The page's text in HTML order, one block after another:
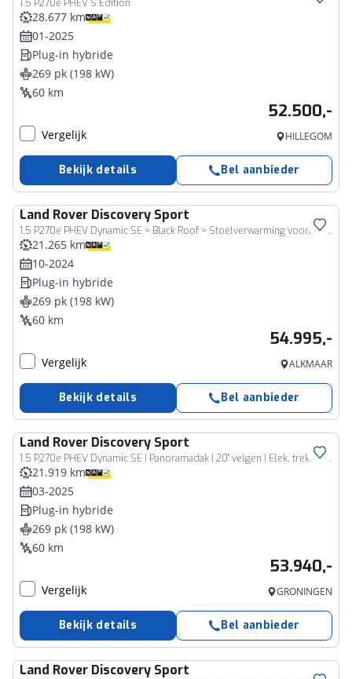
1.5 P270e PHEV S Edition
28.677 km
01-2025
Plug-in hybride
269 pk (198 kW)
60 km
52.500,-
Vergelijk HILLEGOM
Bekijk details Bel aanbieder
Land Rover Discovery Sport
1.5 P270e PHEV Dynamic SE > Black Roof > Stoelverwarming voor/achter > 20 inch
21.265 km
10-2024
Plug-in hybride
269 pk (198 kW)
60 km
54.995,-
Vergelijk ALKMAAR
Bekijk details Bel aanbieder
Land Rover Discovery Sport
1.5 P270e PHEV Dynamic SE | Panoramadak | 20'' velgen | Elek. trekhaak | Meridian Surround | Driver Assist Pack | Cold Climate Pack | Surround Camera |
21.919 km
03-2025
Plug-in hybride
269 pk (198 kW)
60 km
53.940,-
Vergelijk GRONINGEN
Bekijk details Bel aanbieder
Land Rover Discovery Sport